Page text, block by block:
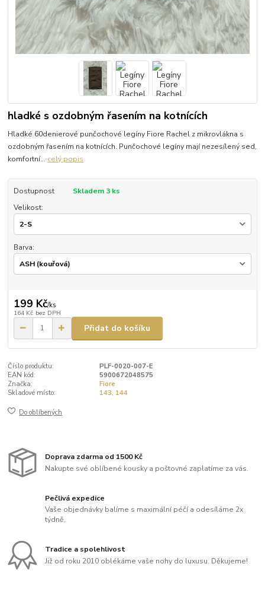
hladké s ozdobným řasením na kotnících
Hladké 60denierové punčochové legíny Fiore Rachel z mikrovlákna s
ozdobným řasením na kotnících. Punčochové legíny mají nezesílený sed,
komfortní... celý popis
Dostupnost
Skladem 3 ks
Velikost:
Barva:
199 Kč/ks
164 Kč bez DPH
Přidat do košíku
Číslo produktu:
PLF-0020-007-E
EAN kód:
5900672048575
Značka:
Fiore
Skladové místo:
143, 144
Do oblíbených
Doprava zdarma od 1500 Kč
Nakupte své oblíbené kousky a poštovné zaplatíme za vás.
Pečlivá expedice
Vaše objednávky balíme s maximální péčí a odesíláme 2x
týdně.
Tradice a spolehlivost
Již od roku 2010 oblékáme vaše nohy do luxusu. Děkujeme!